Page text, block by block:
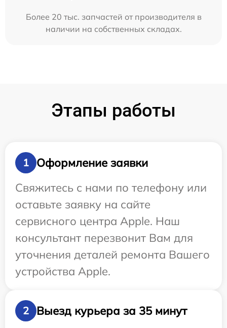
Более 20 тыс. запчастей от производителя в
наличии на собственных складах.
Этапы работы
1
Оформление заявки
Свяжитесь с нами по телефону или
оставьте заявку на сайте
сервисного центра Apple. Наш
консультант перезвонит Вам для
уточнения деталей ремонта Вашего
устройства Apple.
2
Выезд курьера за 35 минут